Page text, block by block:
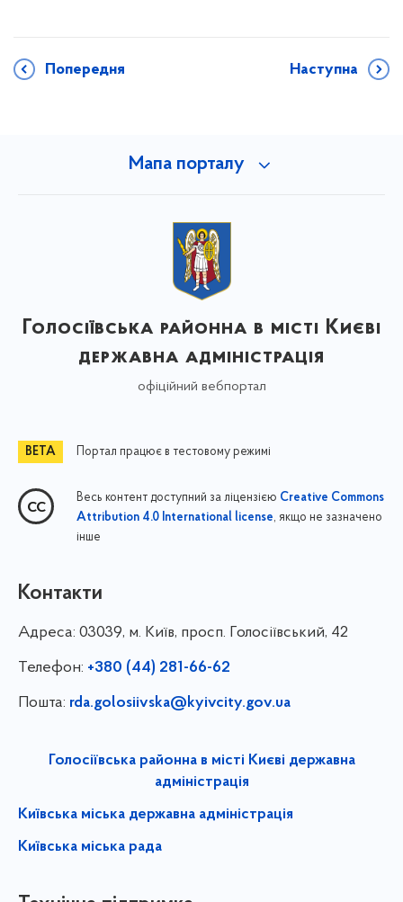
Попередня Наступна
Мапа порталу
Голосіївська районна в місті Києві
державна адміністрація
офіційний вебпортал
Портал працює в тестовому режимі
Весь контент доступний за ліцензією Creative Commons
Attribution 4.0 International license, якщо не зазначено
інше
Контакти
Адреса: 03039, м. Київ, просп. Голосіївський, 42
Телефон: +380 (44) 281-66-62
Пошта: rda.golosiivska@kyivcity.gov.ua
Голосіївська районна в місті Києві державна
адміністрація
Київська міська державна адміністрація
Київська міська рада